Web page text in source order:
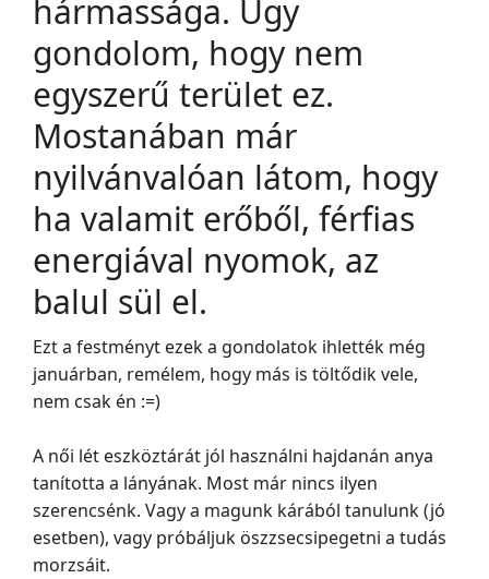
hármassága. Úgy
gondolom, hogy nem
egyszerű terület ez.
Mostanában már
nyilvánvalóan látom, hogy
ha valamit erőből, férfias
energiával nyomok, az
balul sül el.
Ezt a festményt ezek a gondolatok ihlették még
januárban, remélem, hogy más is töltődik vele,
nem csak én :=)
A női lét eszköztárát jól használni hajdanán anya
tanította a lányának. Most már nincs ilyen
szerencsénk. Vagy a magunk kárából tanulunk (jó
esetben), vagy próbáljuk öszzsecsipegetni a tudás
morzsáit.